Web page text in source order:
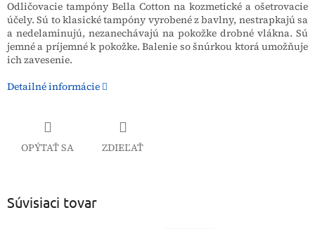
Odličovacie tampóny Bella Cotton na kozmetické a ošetrovacie
účely.Sú to klasické tampóny vyrobené z bavlny, nestrapkajú sa
a nedelaminujú, nezanechávajú na pokožke drobné vlákna. Sú
jemné a príjemné k pokožke. Balenie so šnúrkou ktorá umožňuje
ich zavesenie.
Detailné informácie
OPÝTAŤ SA ZDIEĽAŤ
Súvisiaci tovar